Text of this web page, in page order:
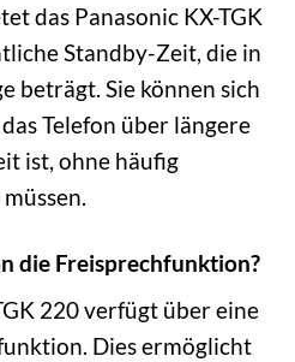
das Panasonic KX-TGK
Standby-Zeit, die in
beträgt. Sie können sich
Telefon über längere
ist, ohne häufig
die Freisprechfunktion?
220 verfügt über eine
Dies ermöglicht